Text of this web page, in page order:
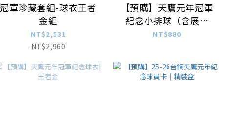
冠軍珍藏套組-球衣王者
金組
NT$2,531
NT$2,960
【預購】天鷹元年冠軍
紀念小排球（含展示
組）
NT$880